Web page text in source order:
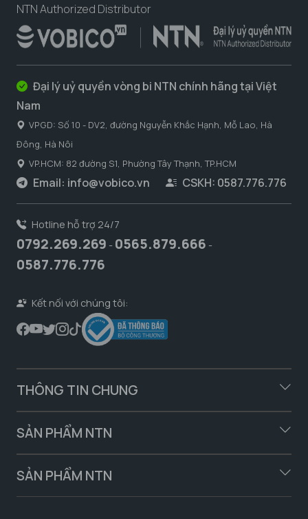
NTN Authorized Distributor
Đại lý uỷ quyền vòng bi NTN chính hãng tại Việt
Nam
VPGD: Số 10 - DV2, đường Nguyễn Khắc Hạnh, Mỗ Lao, Hà
Đông, Hà Nôi
VP.HCM: 82 đường S1, Phường Tây Thạnh, TP.HCM
Email: info@vobico.vn CSKH: 0587.776.776
Hotline hỗ trợ 24/7
0792.269.269 - 0565.879.666 -
0587.776.776
Kết nối với chúng tôi:
THÔNG TIN CHUNG
SẢN PHẨM NTN
SẢN PHẨM NTN